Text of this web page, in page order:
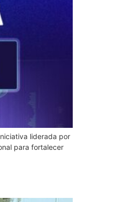
liderada por
para fortalecer